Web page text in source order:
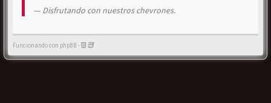
Disfrutando con nuestros chevrones.
Funcionando con phpBB -